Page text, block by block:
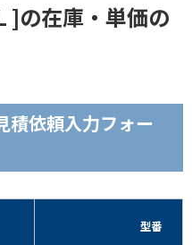
]の在庫・単価の
積依頼入力フォー
型番